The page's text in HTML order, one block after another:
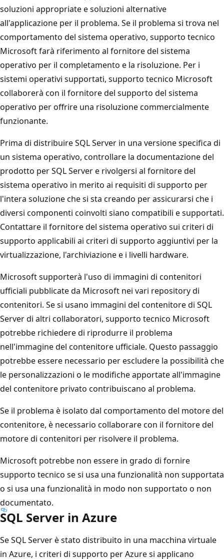
soluzioni appropriate e soluzioni alternative
all'applicazione per il problema. Se il problema si trova nel
comportamento del sistema operativo, supporto tecnico
Microsoft farà riferimento al fornitore del sistema
operativo per il completamento e la risoluzione. Per i
sistemi operativi supportati, supporto tecnico Microsoft
collaborerà con il fornitore del supporto del sistema
operativo per offrire una risoluzione commercialmente
funzionante.
Prima di distribuire SQL Server in una versione specifica di
un sistema operativo, controllare la documentazione del
prodotto per SQL Server e rivolgersi al fornitore del
sistema operativo in merito ai requisiti di supporto per
l'intera soluzione che si sta creando per assicurarsi che i
diversi componenti coinvolti siano compatibili e supportati.
Contattare il fornitore del sistema operativo sui criteri di
supporto applicabili ai criteri di supporto aggiuntivi per la
virtualizzazione, l'archiviazione e i livelli hardware.
Microsoft supporterà l'uso di immagini di contenitori
ufficiali pubblicate da Microsoft nei vari repository di
contenitori. Se si usano immagini del contenitore di SQL
Server di altri collaboratori, supporto tecnico Microsoft
potrebbe richiedere di riprodurre il problema
nell'immagine del contenitore ufficiale. Questo passaggio
potrebbe essere necessario per escludere la possibilità che
le personalizzazioni o le modifiche apportate all'immagine
del contenitore privato contribuiscano al problema.
Se il problema è isolato dal comportamento del motore del
contenitore, è necessario collaborare con il fornitore del
motore di contenitori per risolvere il problema.
Microsoft potrebbe non essere in grado di fornire
supporto tecnico se si usa una funzionalità non supportata
o si usa una funzionalità in modo non supportato o non
documentato.
SQL Server in Azure
Se SQL Server è stato distribuito in una macchina virtuale
in Azure, i criteri di supporto per Azure si applicano